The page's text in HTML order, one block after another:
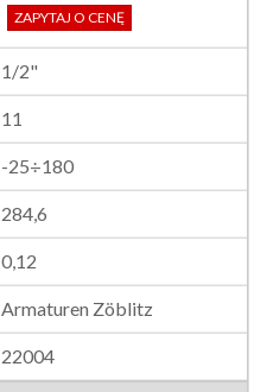
ZAPYTAJ O CENĘ
1/2"
11
-25÷180
284,6
0,12
Armaturen Zöblitz
22004